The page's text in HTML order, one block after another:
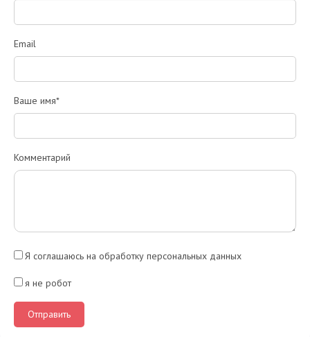
Email
Ваше имя*
Комментарий
Я соглашаюсь на обработку персональных данных
я не робот